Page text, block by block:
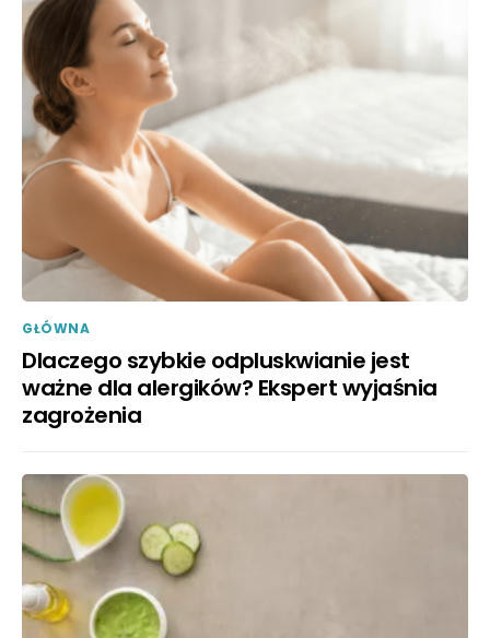
GŁÓWNA
Dlaczego szybkie odpluskwianie jest
ważne dla alergików? Ekspert wyjaśnia
zagrożenia